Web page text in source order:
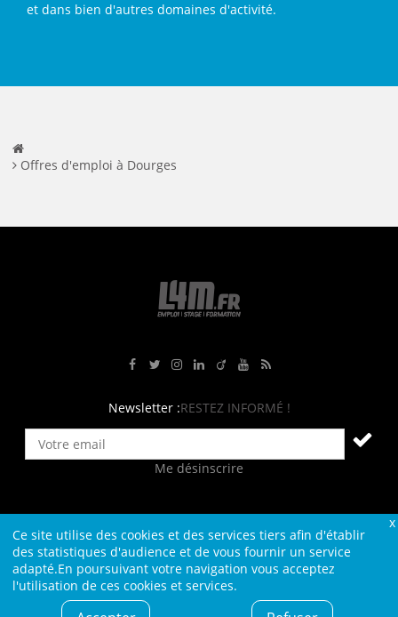
Ce site utilise des cookies et des services tiers afin d'établir
des statistiques d'audience et de vous fournir un service
adapté.En poursuivant votre navigation vous acceptez
l'utilisation de ces cookies et services.
et dans bien d'autres domaines d'activité.
Offres d'emploi à Dourges
Newsletter :RESTEZ INFORMÉ !
Me désinscrire
Contact Plan du site Qui sommes-nous ?
Liens
Charte L4M
Conditions Générales
Cookies et confidentialité
Informations légales